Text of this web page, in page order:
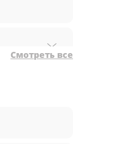
Смотреть все